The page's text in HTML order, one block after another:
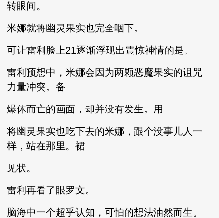
转眼间。
米娜就将幽灵果实也完全咽下。
可让雷利脸上21逐渐浮现出震惊神情的是。
雷利预想中，米娜会因为两颗恶魔果实的诅咒
力量冲突。备
爆体而亡的画面，却并没有发生。用
将幽灵果实也吃下去的米娜，跟个没事儿人一
样，站在那里。裙
见状。
雷利再看了眼罗文。
脑海中一个超乎认知，可怕的想法油然而生。